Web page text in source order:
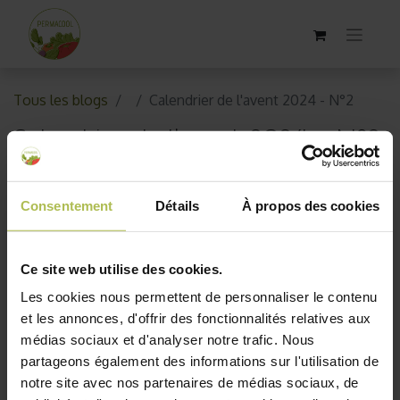
Consentement Détails À propos des cookies
Ce site web utilise des cookies.
Les cookies nous permettent de personnaliser le contenu
et les annonces, d'offrir des fonctionnalités relatives aux
médias sociaux et d'analyser notre trafic. Nous
partageons également des informations sur l'utilisation de
notre site avec nos partenaires de médias sociaux, de
Tous les blogs Calendrier de l'avent 2024 - N°2
Calendrier de l'avent 2024 - N°2